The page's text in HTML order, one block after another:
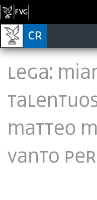
Lega:
Matteo
vanto per